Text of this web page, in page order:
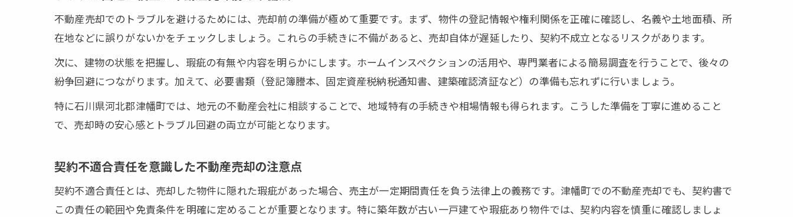
契約不適合責任に強くなるための学び方
不動産売却でトラブルを防ぐ法的対策
※しつこい営業は一切ありません※ご入力いただいた情報は査定以外には使用いたしません
不動産売却でのトラブルを避けるためには、売却前の準備が極めて重要です。まず、物件の登記情報や権利関係を正確に確認し、名義や土地面積、所
在地などに誤りがないかをチェックしましょう。これらの手続きに不備があると、売却自体が遅延したり、契約不成立となるリスクがあります。
次に、建物の状態を把握し、瑕疵の有無や内容を明らかにします。ホームインスペクションの活用や、専門業者による簡易調査を行うことで、後々の
紛争回避につながります。加えて、必要書類（登記簿謄本、固定資産税納税通知書、建築確認済証など）の準備も忘れずに行いましょう。
特に石川県河北郡津幡町では、地元の不動産会社に相談することで、地域特有の手続きや相場情報も得られます。こうした準備を丁寧に進めること
で、売却時の安心感とトラブル回避の両立が可能となります。
契約不適合責任を意識した不動産売却の注意点
契約不適合責任とは、売却した物件に隠れた瑕疵があった場合、売主が一定期間責任を負う法律上の義務です。津幡町での不動産売却でも、契約書で
この責任の範囲や免責条件を明確に定めることが重要となります。特に築年数が古い一戸建てや瑕疵あり物件では、契約内容を慎重に確認しましょ